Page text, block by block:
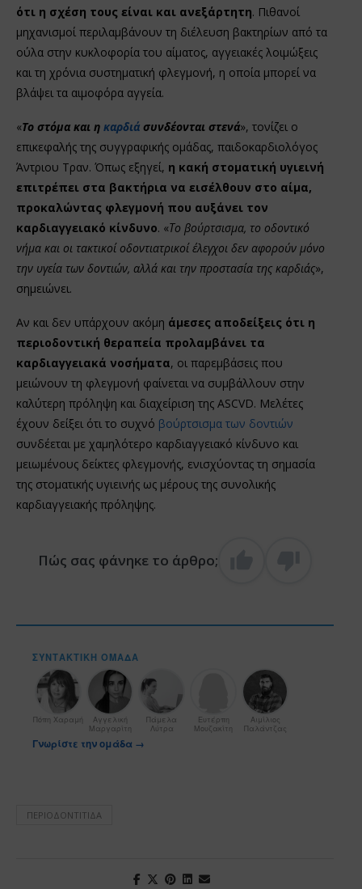
ότι η σχέση τους είναι και ανεξάρτητη. Πιθανοί
μηχανισμοί περιλαμβάνουν τη διέλευση βακτηρίων από τα
ούλα στην κυκλοφορία του αίματος, αγγειακές λοιμώξεις
και τη χρόνια συστηματική φλεγμονή, η οποία μπορεί να
βλάψει τα αιμοφόρα αγγεία.
«Το στόμα και η καρδιά συνδέονται στενά», τονίζει ο
επικεφαλής της συγγραφικής ομάδας, παιδοκαρδιολόγος
Άντριου Τραν. Όπως εξηγεί, η κακή στοματική υγιεινή
επιτρέπει στα βακτήρια να εισέλθουν στο αίμα,
προκαλώντας φλεγμονή που αυξάνει τον
καρδιαγγειακό κίνδυνο. «Το βούρτσισμα, το οδοντικό
νήμα και οι τακτικοί οδοντιατρικοί έλεγχοι δεν αφορούν μόνο
την υγεία των δοντιών, αλλά και την προστασία της καρδιάς»,
σημειώνει.
Αν και δεν υπάρχουν ακόμη άμεσες αποδείξεις ότι η
περιοδοντική θεραπεία προλαμβάνει τα
καρδιαγγειακά νοσήματα, οι παρεμβάσεις που
μειώνουν τη φλεγμονή φαίνεται να συμβάλλουν στην
καλύτερη πρόληψη και διαχείριση της ASCVD. Μελέτες
έχουν δείξει ότι το συχνό βούρτσισμα των δοντιών
συνδέεται με χαμηλότερο καρδιαγγειακό κίνδυνο και
μειωμένους δείκτες φλεγμονής, ενισχύοντας τη σημασία
της στοματικής υγιεινής ως μέρους της συνολικής
καρδιαγγειακής πρόληψης.
Πώς σας φάνηκε το άρθρο;
ΣΥΝΤΑΚΤΙΚΉ ΟΜΆΔΑ
Πόπη Χαραμή
Αγγελική
Μαργαρίτη
Πάμελα
Λύτρα
Ευτέρπη
Μουζακίτη
Αιμίλιος
Παλάντζας
Γνωρίστε την ομάδα →
ΠΕΡΙΟΔΟΝΤΊΤΙΔΑ